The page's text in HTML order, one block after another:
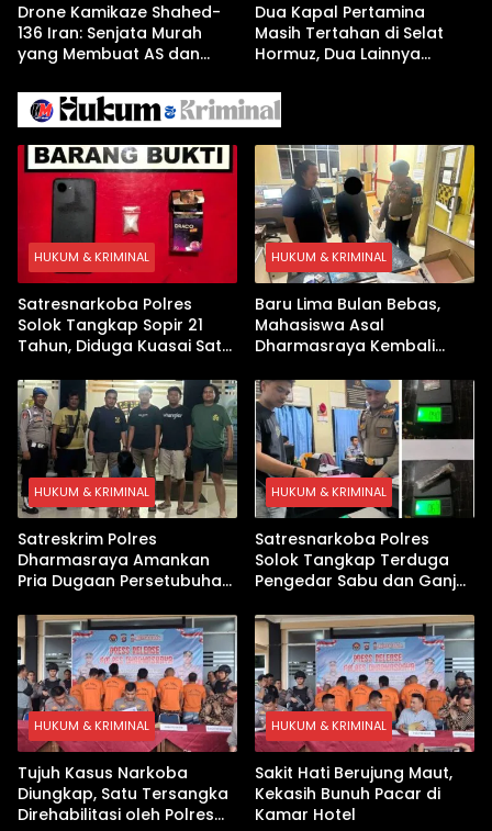
Drone Kamikaze Shahed-
136 Iran: Senjata Murah
yang Membuat AS dan
Arab
Dua Kapal Pertamina
Masih Tertahan di Selat
Hormuz, Dua Lainnya
HUKUM & KRIMINAL
Satresnarkoba Polres
Solok Tangkap Sopir 21
Tahun, Diduga Kuasai Satu
HUKUM & KRIMINAL
Baru Lima Bulan Bebas,
Mahasiswa Asal
Dharmasraya Kembali
HUKUM & KRIMINAL
Satreskrim Polres
Dharmasraya Amankan
Pria Dugaan Persetubuhan
HUKUM & KRIMINAL
Satresnarkoba Polres
Solok Tangkap Terduga
Pengedar Sabu dan Ganja
HUKUM & KRIMINAL
Tujuh Kasus Narkoba
Diungkap, Satu Tersangka
Direhabilitasi oleh Polres
HUKUM & KRIMINAL
Sakit Hati Berujung Maut,
Kekasih Bunuh Pacar di
Kamar Hotel